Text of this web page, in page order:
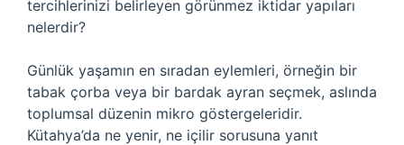
tercihlerinizi belirleyen görünmez iktidar yapıları
nelerdir?
Günlük yaşamın en sıradan eylemleri, örneğin bir
tabak çorba veya bir bardak ayran seçmek, aslında
toplumsal düzenin mikro göstergeleridir.
Kütahya’da ne yenir, ne içilir sorusuna yanıt